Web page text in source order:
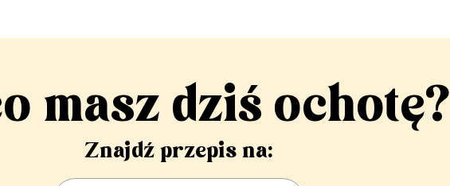
masz dziś ochotę?
Znajdź przepis na: